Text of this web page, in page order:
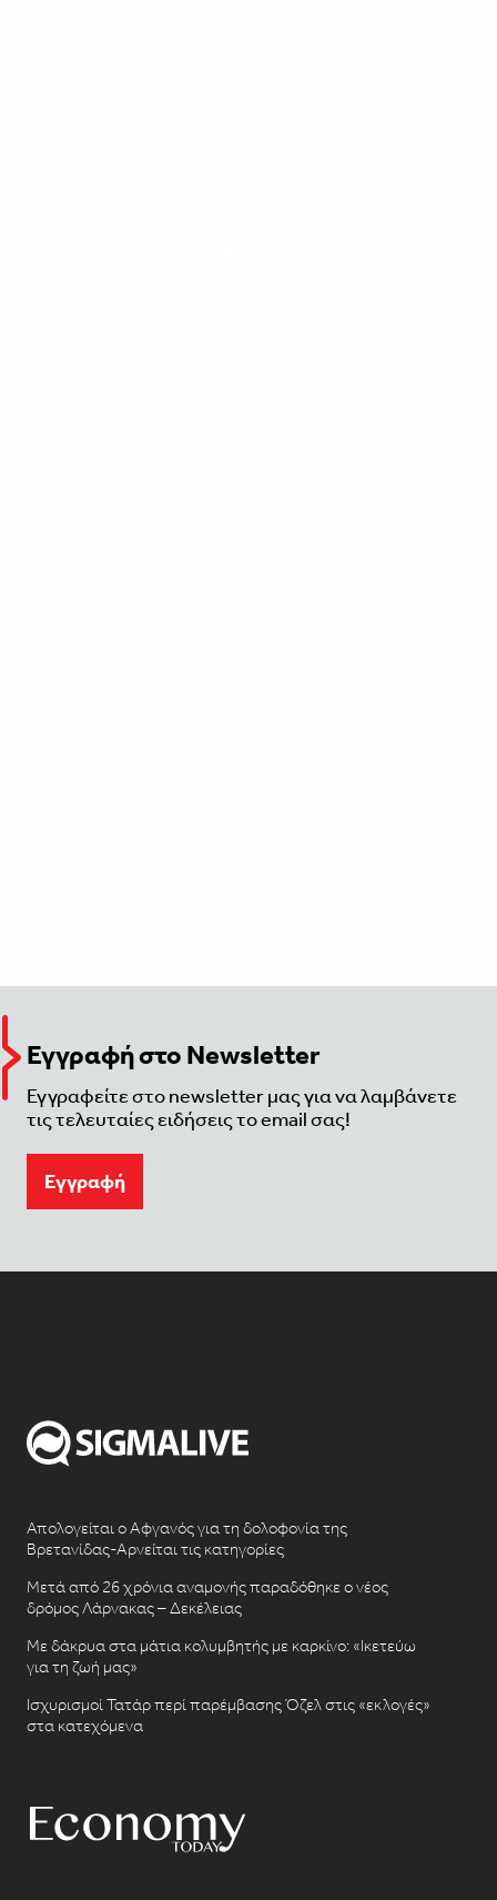
Εγγραφή στο Newsletter
Εγγραφείτε στο newsletter μας για να λαμβάνετε
τις τελευταίες ειδήσεις το email σας!
Eγγραφή
Απολογείται ο Αφγανός για τη δολοφονία της
Βρετανίδας-Αρνείται τις κατηγορίες
Μετά από 26 χρόνια αναμονής παραδόθηκε ο νέος
δρόμος Λάρνακας – Δεκέλειας
Με δάκρυα στα μάτια κολυμβητής με καρκίνο: «Ικετεύω
για τη ζωή μας»
Ισχυρισμοί Τατάρ περί παρέμβασης Όζελ στις «εκλογές»
στα κατεχόμενα